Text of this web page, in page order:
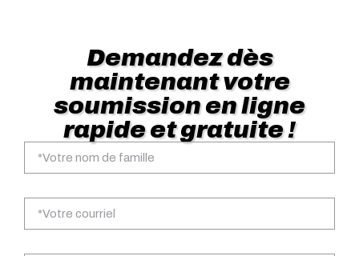
Demandez dès
maintenant votre
soumission en ligne
rapide et gratuite !